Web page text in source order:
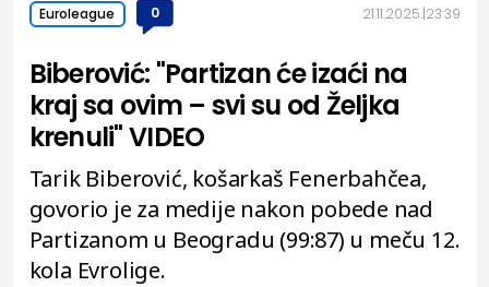
Euroleague 0 21.11.2025. 23:39
Biberović: "Partizan će izaći na
kraj sa ovim – svi su od Željka
krenuli" VIDEO
Tarik Biberović, košarkaš Fenerbahčea,
govorio je za medije nakon pobede nad
Partizanom u Beogradu (99:87) u meču 12.
kola Evrolige.